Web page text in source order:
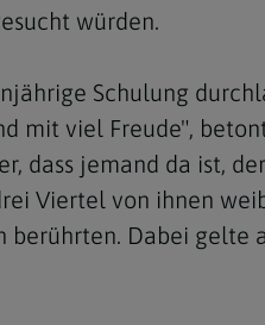
würden.
Schulung
mit viel Freude",
dass jemand da ist,
Viertel von ihnen
Dabei gelte